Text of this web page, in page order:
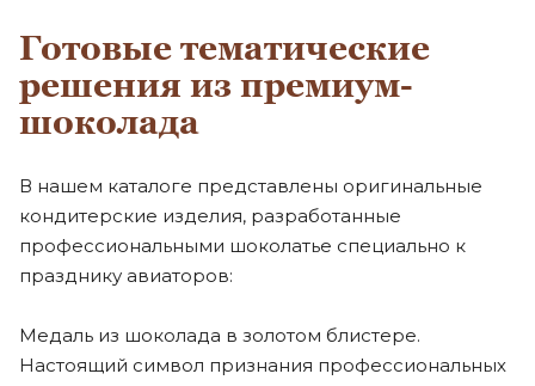
Готовые тематические
решения из премиум-
шоколада
В нашем каталоге представлены оригинальные
кондитерские изделия, разработанные
профессиональными шоколатье специально к
празднику авиаторов:
Медаль из шоколада в золотом блистере.
Настоящий символ признания профессиональных